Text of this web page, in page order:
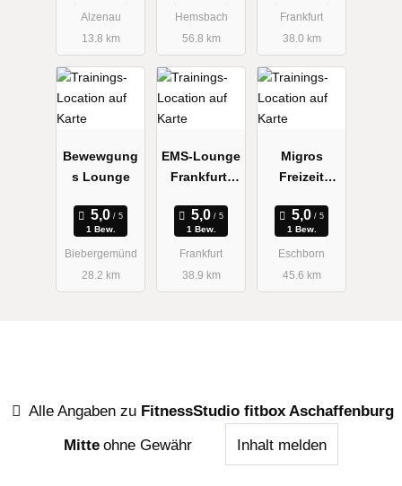
Alzenau
13.8 km
Hemsbach
56.8 km
Frankfurt
38.0 km
Bewewgung
s Lounge
1 Bew.
Biebergemünd
28.2 km
EMS-Lounge
Frankfurt-
l
1 Bew.
Frankfurt
38.9 km
Migros
Freizeit
GmbH
1 Bew.
Eschborn
45.6 km
Alle Angaben zu FitnessStudio fitbox Aschaffenburg
Mitte ohne Gewähr Inhalt melden